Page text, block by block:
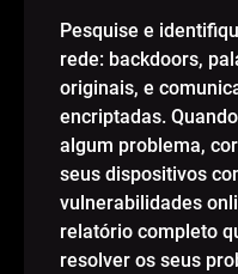
Pesquise e
rede: backdoors,
originais, e
encriptadas.
algum problema,
seus dispositivos
vulnerabilidades
relatório completo
resolver os seus